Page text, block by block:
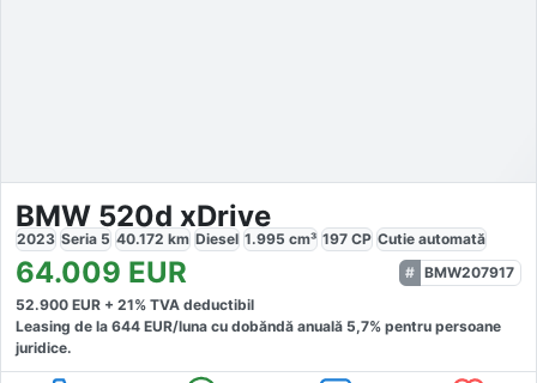
BMW 520d xDrive
2023 Seria 5 40.172 km Diesel 1.995 cm³ 197 CP Cutie automată
64.009 EUR
BMW207917
52.900 EUR + 21% TVA deductibil
Leasing de la 644 EUR/luna cu dobăndă anuală 5,7% pentru persoane
juridice.